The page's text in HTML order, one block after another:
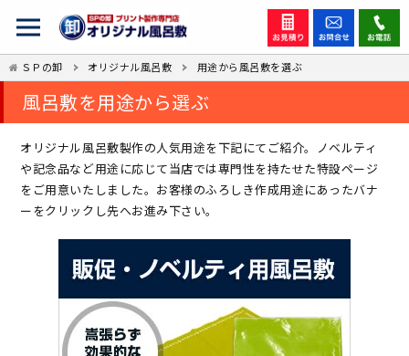
ＳＰの卸 オリジナル風呂敷 用途から風呂敷を選ぶ
風呂敷を用途から選ぶ
オリジナル風呂敷製作の人気用途を下記にてご紹介。ノベルティ
や記念品など用途に応じて当店では専門性を持たせた特設ページ
をご用意いたしました。お客様のふろしき作成用途にあったバナ
ーをクリックし先へお進み下さい。